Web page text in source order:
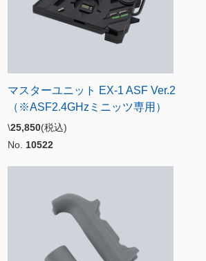
マスターユニット EX-1 ASF Ver.2
（※ASF2.4GHzミニッツ専用）
\25,850(税込)
No. 10522